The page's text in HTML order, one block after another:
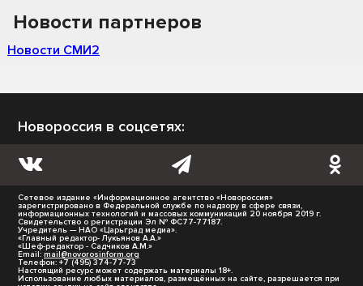
Новости партнеров
Новости СМИ2
Новороссия в соцсетях:
Сетевое издание «Информационное агентство «Новороссия»
зарегистрировано в Федеральной службе по надзору в сфере связи,
информационных технологий и массовых коммуникаций 20 ноября 2019 г.
Свидетельство о регистрации Эл № ФС77-77187.
Учредитель — НАО «Царьград медиа».
«Главный редактор- Лукьянов А.А.»
«Шеф-редактор - Садчиков А.М.»
Email: mail@novorosinform.org
Телефон: +7 (495) 374-77-73
Настоящий ресурс может содержать материалы 18+.
Использование любых материалов, размещённых на сайте, разрешается при